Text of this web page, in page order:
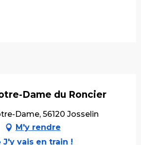
Dame du Roncier
Dame, 56120 Josselin
M'y rendre
J'y vais en train !